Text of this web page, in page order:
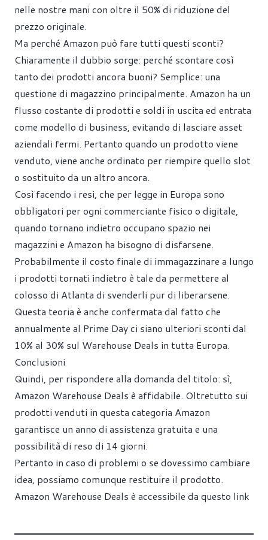
nelle nostre mani con oltre il 50% di riduzione del
prezzo originale.
Ma perché Amazon può fare tutti questi sconti?
Chiaramente il dubbio sorge: perché scontare così
tanto dei prodotti ancora buoni? Semplice: una
questione di magazzino principalmente. Amazon ha un
flusso costante di prodotti e soldi in uscita ed entrata
come modello di business, evitando di lasciare asset
aziendali fermi. Pertanto quando un prodotto viene
venduto, viene anche ordinato per riempire quello slot
o sostituito da un altro ancora.
Così facendo i resi, che per legge in Europa sono
obbligatori per ogni commerciante fisico o digitale,
quando tornano indietro occupano spazio nei
magazzini e Amazon ha bisogno di disfarsene.
Probabilmente il costo finale di immagazzinare a lungo
i prodotti tornati indietro è tale da permettere al
colosso di Atlanta di svenderli pur di liberarsene.
Questa teoria è anche confermata dal fatto che
annualmente al Prime Day ci siano ulteriori sconti dal
10% al 30% sul Warehouse Deals in tutta Europa.
Conclusioni
Quindi, per rispondere alla domanda del titolo: sì,
Amazon Warehouse Deals è affidabile. Oltretutto sui
prodotti venduti in questa categoria Amazon
garantisce un anno di assistenza gratuita e una
possibilità di reso di 14 giorni.
Pertanto in caso di problemi o se dovessimo cambiare
idea, possiamo comunque restituire il prodotto.
Amazon Warehouse Deals è accessibile da questo link